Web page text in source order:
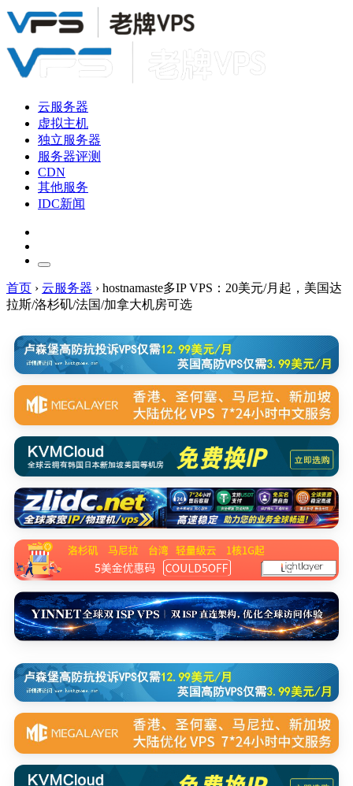
云服务器
虚拟主机
独立服务器
服务器评测
CDN
其他服务
IDC新闻
首页 › 云服务器 › hostnamaste多IP VPS：20美元/月起，美国达
拉斯/洛杉矶/法国/加拿大机房可选